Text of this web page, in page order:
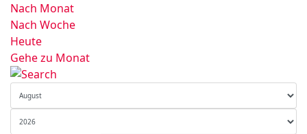
Nach Monat
Nach Woche
Heute
Gehe zu Monat